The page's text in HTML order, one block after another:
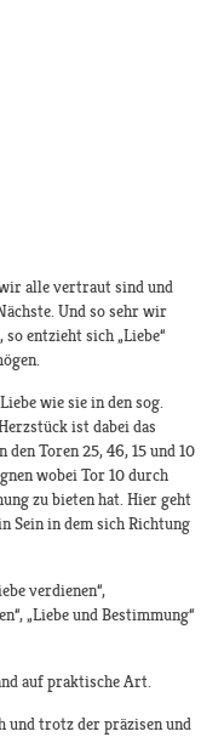
alle vertraut sind und
Und so sehr wir
entzieht sich „Liebe“
wie sie in den sog.
ist dabei das
den Toren 25, 46, 15 und 10
wobei Tor 10 durch
zu bieten hat. Hier geht
Sein in dem sich Richtung
verdienen“,
„Liebe und Bestimmung“
auf praktische Art.
und trotz der präzisen und